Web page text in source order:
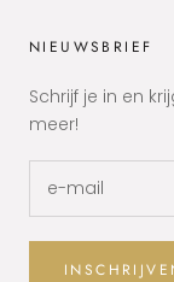
NIEUWSBRIEF
Schrijf je in en
meer!